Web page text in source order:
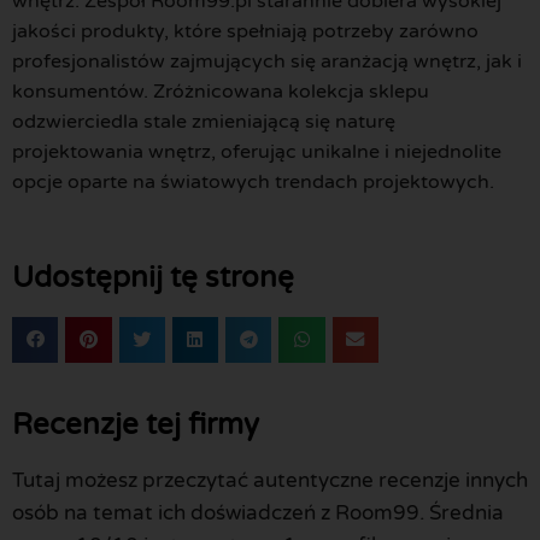
jakości produkty, które spełniają potrzeby zarówno
profesjonalistów zajmujących się aranżacją wnętrz, jak i
konsumentów. Zróżnicowana kolekcja sklepu
odzwierciedla stale zmieniającą się naturę
projektowania wnętrz, oferując unikalne i niejednolite
opcje oparte na światowych trendach projektowych.
Udostępnij tę stronę
Recenzje tej firmy
Tutaj możesz przeczytać autentyczne recenzje innych
osób na temat ich doświadczeń z Room99. Średnia